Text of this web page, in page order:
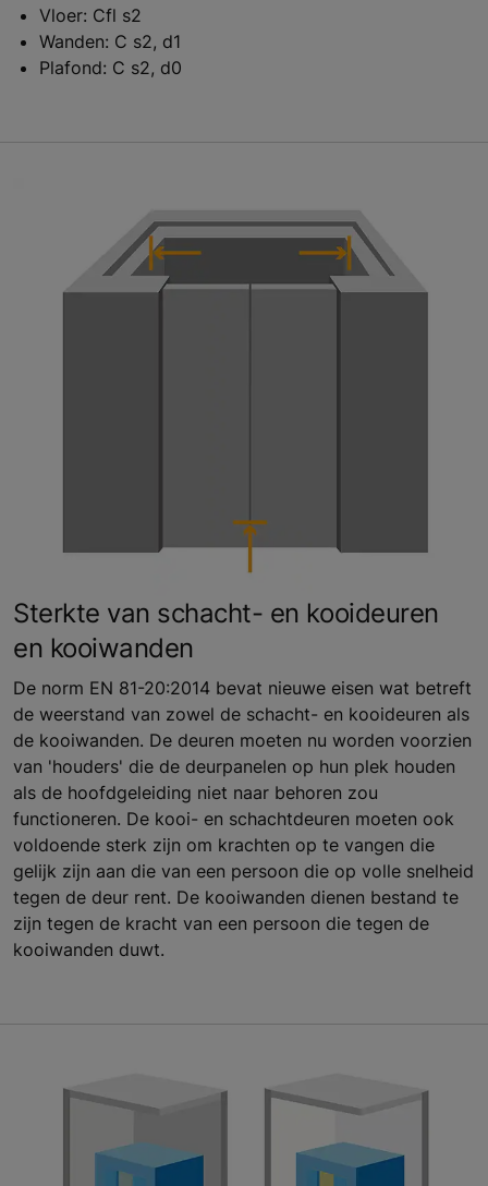
Vloer: Cfl s2
Wanden: C s2, d1
Plafond: C s2, d0
Sterkte van schacht- en kooideuren
en kooiwanden
De norm EN 81-20:2014 bevat nieuwe eisen wat betreft
de weerstand van zowel de schacht- en kooideuren als
de kooiwanden. De deuren moeten nu worden voorzien
van 'houders' die de deurpanelen op hun plek houden
als de hoofdgeleiding niet naar behoren zou
functioneren. De kooi- en schachtdeuren moeten ook
voldoende sterk zijn om krachten op te vangen die
gelijk zijn aan die van een persoon die op volle snelheid
tegen de deur rent. De kooiwanden dienen bestand te
zijn tegen de kracht van een persoon die tegen de
kooiwanden duwt.